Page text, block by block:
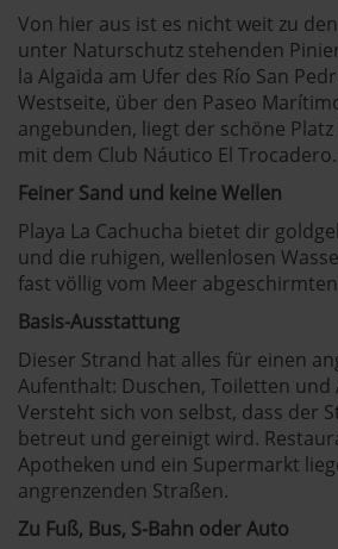
Von hier aus ist es nicht weit zu
unter Naturschutz stehenden
la Algaida am Ufer des Río San
Westseite, über den Paseo
angebunden, liegt der schöne
mit dem Club Náutico El Trocadero.
Feiner Sand und keine Wellen
Playa La Cachucha bietet dir
und die ruhigen, wellenlosen
fast völlig vom Meer
Basis-Ausstattung
Dieser Strand hat alles für einen
Aufenthalt: Duschen, Toiletten und
Versteht sich von selbst, dass der
betreut und gereinigt wird.
Apotheken und ein Supermarkt
angrenzenden Straßen.
Zu Fuß, Bus, S-Bahn oder Auto